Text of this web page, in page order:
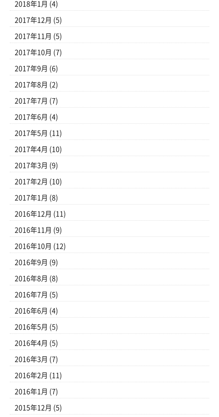
2018年1月 (4)
2017年12月 (5)
2017年11月 (5)
2017年10月 (7)
2017年9月 (6)
2017年8月 (2)
2017年7月 (7)
2017年6月 (4)
2017年5月 (11)
2017年4月 (10)
2017年3月 (9)
2017年2月 (10)
2017年1月 (8)
2016年12月 (11)
2016年11月 (9)
2016年10月 (12)
2016年9月 (9)
2016年8月 (8)
2016年7月 (5)
2016年6月 (4)
2016年5月 (5)
2016年4月 (5)
2016年3月 (7)
2016年2月 (11)
2016年1月 (7)
2015年12月 (5)